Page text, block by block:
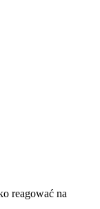
reagować na